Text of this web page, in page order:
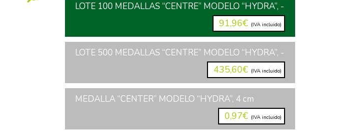
LOTE 100 MEDALLAS “CENTRE” MODELO “HYDRA”, -
91,96€ (IVA incluido)
LOTE 500 MEDALLAS “CENTRE” MODELO “HYDRA”, -
435,60€ (IVA incluido)
MEDALLA “CENTER” MODELO “HYDRA”, 4 cm
0,97€ (IVA incluido)